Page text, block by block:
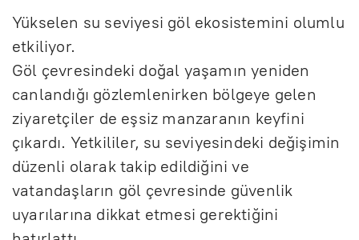
Yükselen su seviyesi göl ekosistemini olumlu
etkiliyor.
Göl çevresindeki doğal yaşamın yeniden
canlandığı gözlemlenirken bölgeye gelen
ziyaretçiler de eşsiz manzaranın keyfini
çıkardı. Yetkililer, su seviyesindeki değişimin
düzenli olarak takip edildiğini ve
vatandaşların göl çevresinde güvenlik
uyarılarına dikkat etmesi gerektiğini